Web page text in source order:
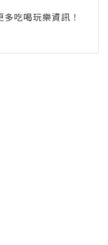
吃喝玩樂資訊！